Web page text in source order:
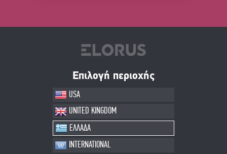
Επιλογή περιοχής
USA
UNITED KINGDOM
ΕΛΛΑΔΑ
INTERNATIONAL